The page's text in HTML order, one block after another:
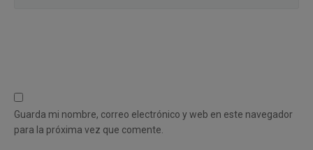
Guarda mi nombre, correo electrónico y web en este navegador
para la próxima vez que comente.